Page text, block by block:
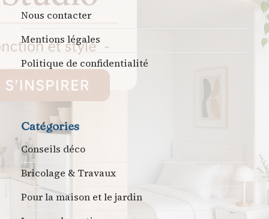
Nous contacter
Mentions légales
Politique de confidentialité
Catégories
Conseils déco
Bricolage & Travaux
Pour la maison et le jardin